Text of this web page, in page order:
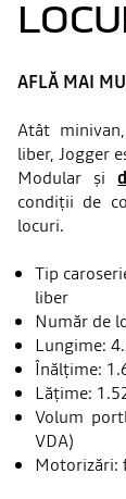
AFLĂ MAI
Atât
liber, Jogger
Modular și
condiții de
locuri.
Tip
liber
Număr de
Lungime:
Înălțime:
Lățime:
Volum
VDA)
Motorizări: